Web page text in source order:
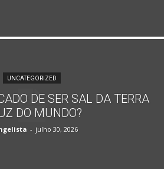
UNCATEGORIZED
DE SER SAL DA TERRA
DO MUNDO?
- julho 30, 2026